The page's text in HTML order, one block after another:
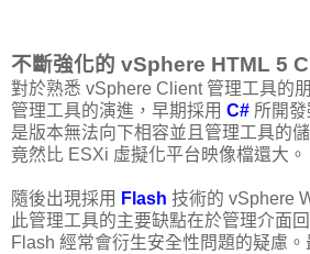
不斷強化的 vSphere HTML 5
對於熟悉 vSphere Client 管理工具的
管理工具的演進，早期採用 C# 所開
是版本無法向下相容並且管理工具的
竟然比 ESXi 虛擬化平台映像檔還大。
隨後出現採用 Flash 技術的 vSphere
此管理工具的主要缺點在於管理介面
Flash 經常會衍生安全性問題的疑慮。